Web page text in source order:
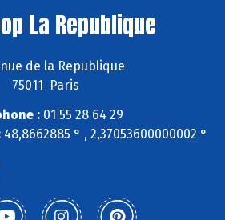
La Republique
de la Republique
75011 Paris
:01 55 28 64 29
48,8662885 ° , 2,37053600000002 °